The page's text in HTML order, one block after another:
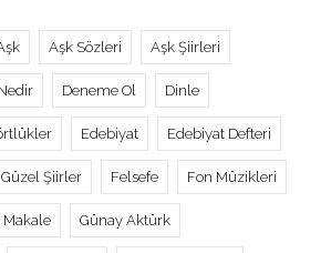
Aşk Sözleri Aşk Şiirleri
Deneme Ol Dinle
Edebiyat Edebiyat Defteri
Güzel Şiirler Felsefe Fon Müzikleri
Makale Günay Aktürk